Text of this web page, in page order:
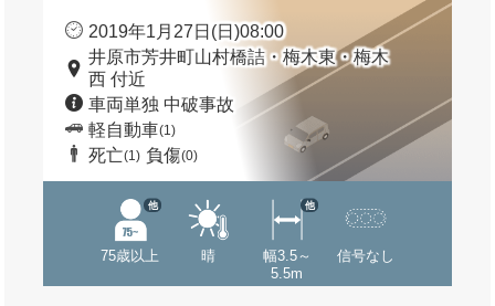
2019年1月27日(日)08:00
井原市芳井町山村橋詰・梅木東・梅木
西 付近
車両単独 中破事故
軽自動車(1)
死亡(1) 負傷(0)
75歳以上
他
晴
幅3.5～
5.5m
他
信号なし